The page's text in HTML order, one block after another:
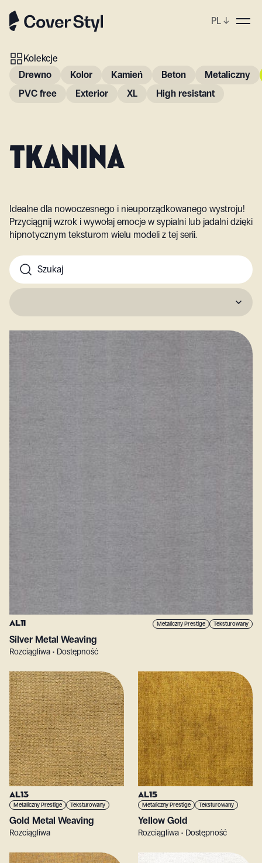
PL ↓
Kolekcje
Drewno
Kolor Kamień Beton
Metaliczny
PVC free
Exterior XL High resistant
TKANINA
Idealne dla nowoczesnego i nieuporządkowanego wystroju!
Przyciągnij wzrok i wywołaj emocje w sypialni lub jadalni dzięki
hipnotycznym teksturom wielu modeli z tej serii.
AL11 Metaliczny Prestige Teksturowany
Silver Metal Weaving
Rozciągliwa • Dostępność
AL13
Metaliczny Prestige Teksturowany
Gold Metal Weaving
Rozciągliwa
AL15
Metaliczny Prestige Teksturowany
Yellow Gold
Rozciągliwa • Dostępność